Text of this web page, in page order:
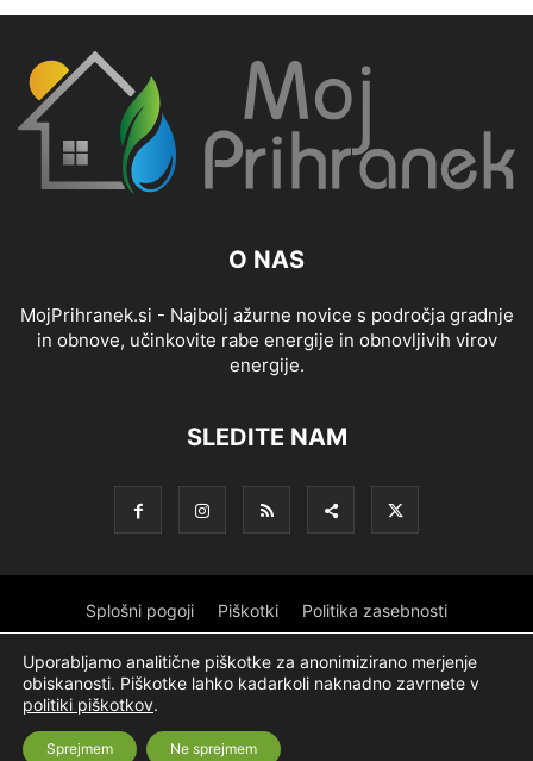
O NAS
MojPrihranek.si - Najbolj ažurne novice s področja gradnje
in obnove, učinkovite rabe energije in obnovljivih virov
energije.
SLEDITE NAM
Splošni pogoji Piškotki Politika zasebnosti
Oglaševanje Partnerji Sofinanciranje Logotip
O podjetju
© Nevtron & Company, d. o. o.
Uporabljamo analitične piškotke za anonimizirano merjenje
obiskanosti. Piškotke lahko kadarkoli naknadno zavrnete v
politiki piškotkov.
Sprejmem Ne sprejmem